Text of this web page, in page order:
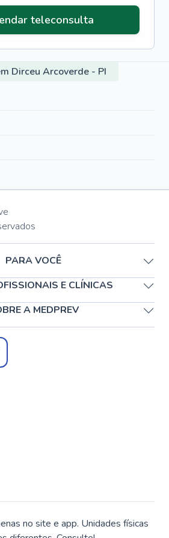
teleconsulta
Dirceu Arcoverde - PI
PARA VOCÊ
E CLÍNICAS
A MEDPREV
no site e app. Unidades físicas